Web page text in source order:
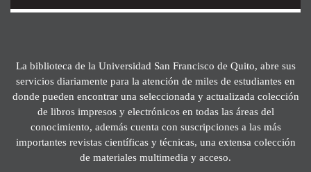
La biblioteca de la Universidad San Francisco de Quito, abre sus
servicios diariamente para la atención de miles de estudiantes en
donde pueden encontrar una seleccionada y actualizada colección
de libros impresos y electrónicos en todas las áreas del
conocimiento, además cuenta con suscripciones a las más
importantes revistas científicas y técnicas, una extensa colección
de materiales multimedia y acceso.